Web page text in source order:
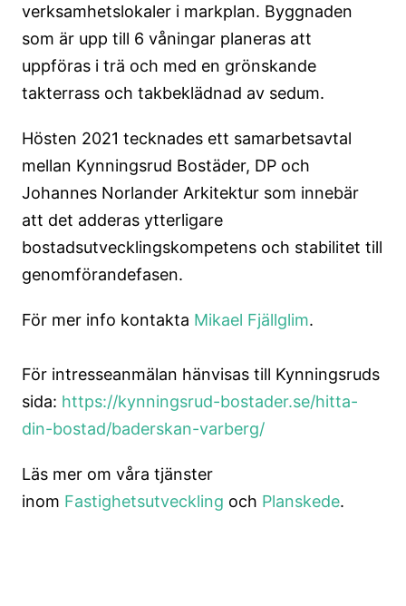
verksamhetslokaler i markplan. Byggnaden
som är upp till 6 våningar planeras att
uppföras i trä och med en grönskande
takterrass och takbeklädnad av sedum.
Hösten 2021 tecknades ett samarbetsavtal
mellan Kynningsrud Bostäder, DP och
Johannes Norlander Arkitektur som innebär
att det adderas ytterligare
bostadsutvecklingskompetens och stabilitet till
genomförandefasen.
För mer info kontakta Mikael Fjällglim.
För intresseanmälan hänvisas till Kynningsruds
sida: https://kynningsrud-bostader.se/hitta-
din-bostad/baderskan-varberg/
Läs mer om våra tjänster
inom Fastighetsutveckling och Planskede.